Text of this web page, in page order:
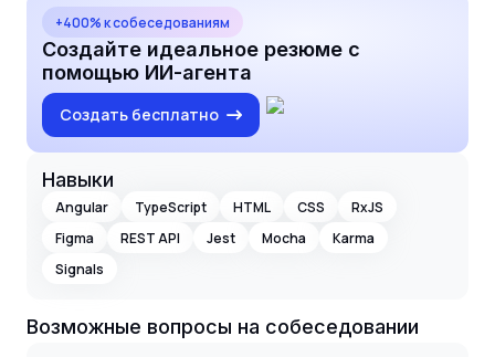
+400% к собеседованиям
Создайте идеальное резюме с
помощью ИИ-агента
Создать бесплатно
Навыки
Angular TypeScript HTML CSS
RxJS
Figma
REST API Jest Mocha
Karma
Signals
Возможные вопросы на собеседовании